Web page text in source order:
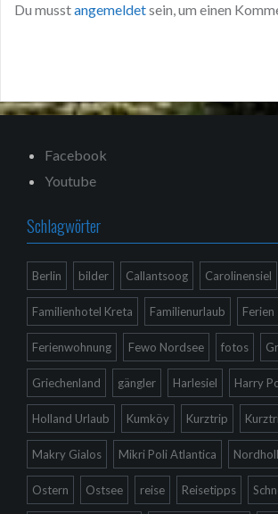
Du musstangemeldetsein, um einen
Facebook
Youtube
Schlagwörter
Berlin bilder Callantsoog Carolinensiel
Familienhotel Kreta Familienurlaub Ferien
Ferienwohnung Fewo Nordsee fotos
Griechenland gängler Harlesiel Harry
Holland Urlaub Kumköy Kurztrip
Makry Gialos Mikri Poli Atlantica
Ostern Ostsee reise Reisetipps